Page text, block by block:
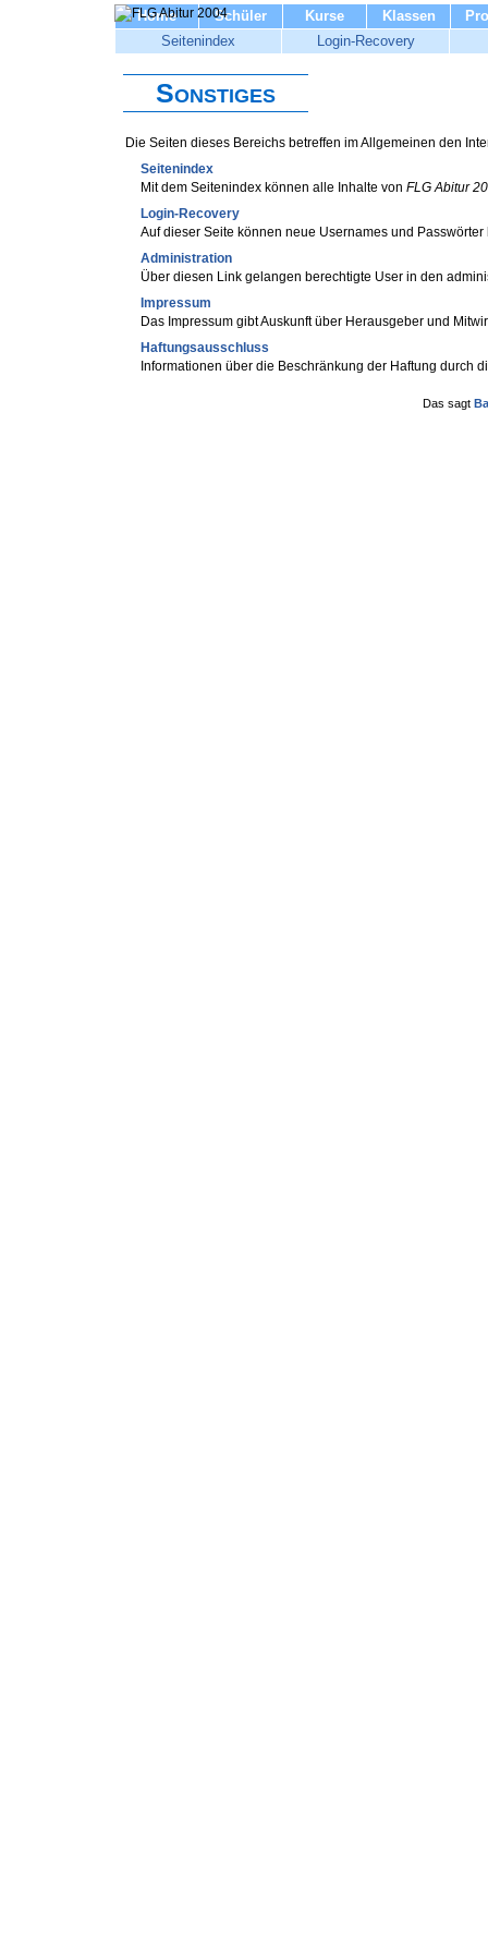
Home Schüler Kurse Klassen
Seitenindex
Login-Recovery
Sonstiges
Die Seiten dieses Bereichs betreffen im Allgemeinen den
Seitenindex
Mit dem Seitenindex können alle Inhalte von FLG Abitur
Login-Recovery
Auf dieser Seite können neue Usernames und
Administration
Über diesen Link gelangen berechtigte User in den
Impressum
Das Impressum gibt Auskunft über Herausgeber und
Haftungsausschluss
Informationen über die Beschränkung der Haftung durch
Das sagt